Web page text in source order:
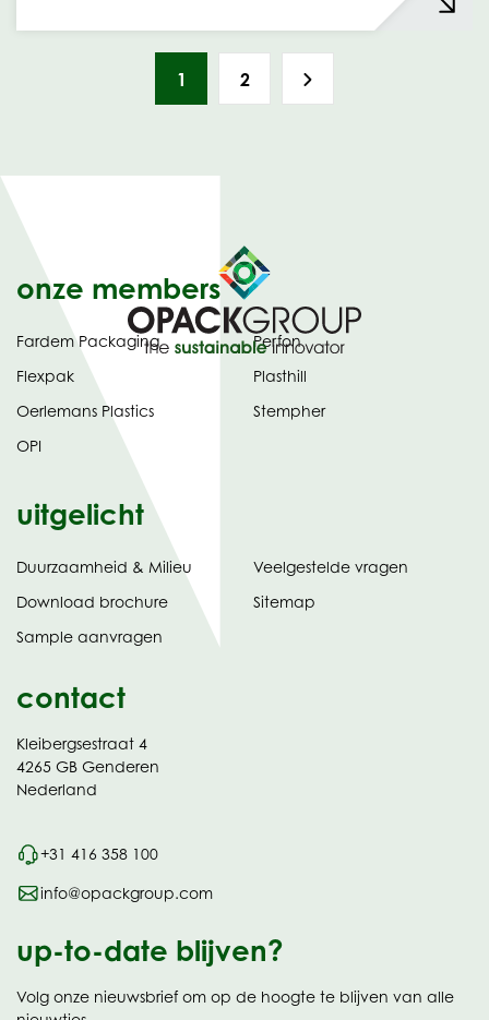
1 2
onze members
Fardem Packaging
Flexpak
Oerlemans Plastics
OPI
Perfon
Plasthill
Stempher
uitgelicht
Duurzaamheid & Milieu
Download brochure(opent
tabblad)
Sample aanvragen
Veelgestelde vragen
Sitemap
contact
Kleibergsestraat 4
4265 GB Genderen
Nederland
+31 416 358 100
info@opackgroup.com
up-to-date blijven?
Volg onze nieuwsbrief om op de hoogte te blijven van alle